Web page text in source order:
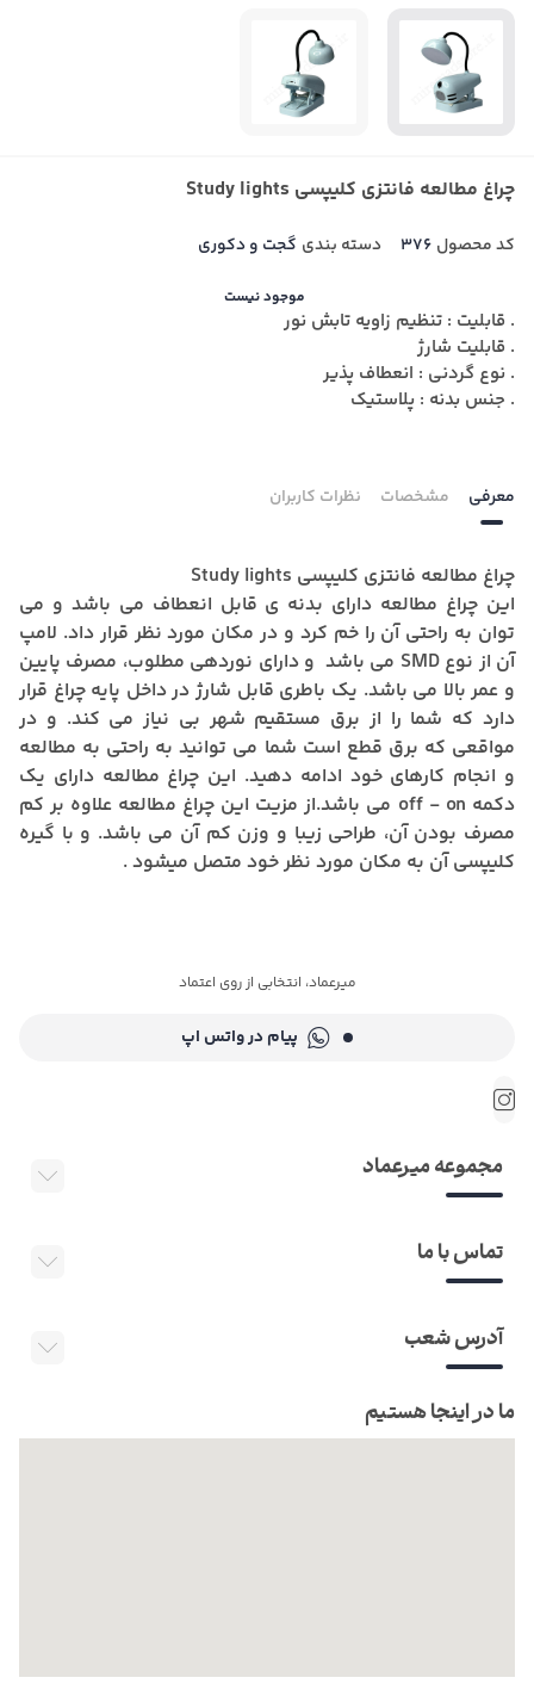
چراغ مطالعه فانتزی کلیپسی Study lights
کد محصول 376 دسته بندی گجت و دکوری
موجود نیست
. قابلیت : تنظیم زاویه تابش نور
. قابلیت شارژ
. نوع گردنی : انعطاف پذیر
. جنس بدنه : پلاستیک
معرفی مشخصات نظرات کاربران
چراغ مطالعه فانتزی کلیپسی Study lights
این چراغ مطالعه دارای بدنه ی قابل انعطاف می باشد و می
توان به راحتی آن را خم کرد و در مکان مورد نظر قرار داد. لامپ
آن از نوع SMD می باشد و دارای نوردهی مطلوب، مصرف پایین
و عمر بالا می باشد. یک باطری قابل شارژ در داخل پایه چراغ قرار
دارد که شما را از برق مستقیم شهر بی نیاز می کند. و در
مواقعی که برق قطع است شما می توانید به راحتی به مطالعه
و انجام کارهای خود ادامه دهید. این چراغ مطالعه دارای یک
دکمه off - on می باشد.از مزیت این چراغ مطالعه علاوه بر کم
مصرف بودن آن، طراحی زیبا و وزن کم آن می باشد. و با گیره
کلیپسی آن به مکان مورد نظر خود متصل میشود .
میرعماد، انتخابی از روی اعتماد
پیام در واتس اپ
مجموعه میرعماد
تماس با ما
آدرس شعب
ما در اینجا هستیم